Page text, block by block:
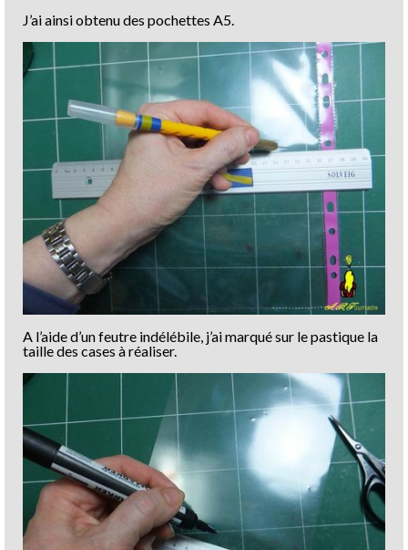
J’ai ainsi obtenu des pochettes A5.
A l’aide d’un feutre indélébile, j’ai marqué sur le pastique la
taille des cases à réaliser.